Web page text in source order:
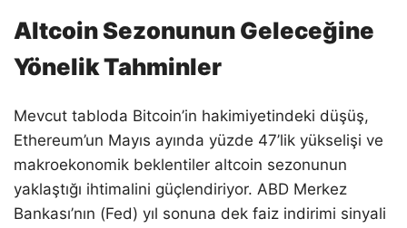
Altcoin Sezonunun Geleceğine
Yönelik Tahminler
Mevcut tabloda Bitcoin’in hakimiyetindeki düşüş,
Ethereum’un Mayıs ayında yüzde 47’lik yükselişi ve
makroekonomik beklentiler altcoin sezonunun
yaklaştığı ihtimalini güçlendiriyor. ABD Merkez
Bankası’nın (Fed) yıl sonuna dek faiz indirimi sinyali